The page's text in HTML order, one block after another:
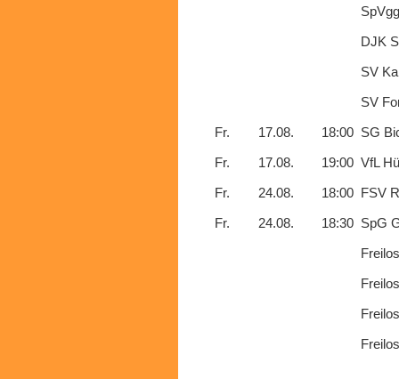
DJK
SV
SV
Fr.
17.08. 18:00 SG
Fr.
17.08. 19:00 VfL
Fr.
24.08. 18:00 FSV
Fr.
24.08. 18:30 SpG